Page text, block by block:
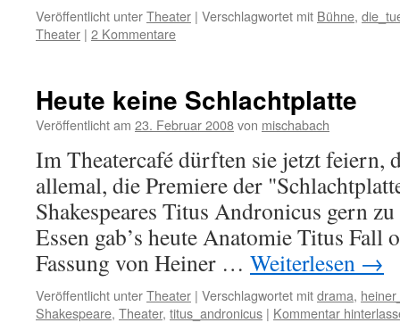
Veröffentlicht unterTheater | Verschlagwortet mit Bühne,
Theater | 2 Kommentare
Heute keine Schlachtplatte
Veröffentlicht am 23. Februar 2008von mischabach
Im Theatercafé dürften sie jetzt feiern,
allemal, die Premiere der
Shakespeares Titus Andronicus gern
Essen gab’s heute Anatomie Titus Fall
Fassung von Heiner … Weiterlesen →
Veröffentlicht unterTheater | Verschlagwortet mitdrama,
Shakespeare, Theater, titus_andronicus | Kommentar